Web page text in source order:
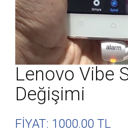
Lenovo Vibe
Değişimi
FİYAT: 1000.00 TL